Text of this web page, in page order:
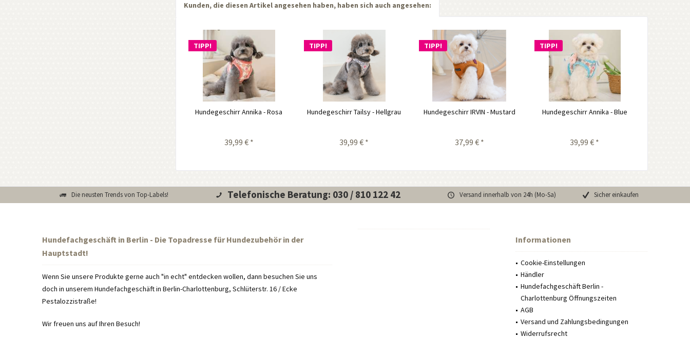
Kunden, die diesen Artikel angesehen haben, haben sich auch angesehen:
TIPP!
Hundegeschirr Annika - Rosa
39,99 € *
TIPP!
Hundegeschirr Tailsy - Hellgrau
39,99 € *
TIPP!
Hundegeschirr IRVIN - Mustard
37,99 € *
TIPP!
Hundegeschirr Annika - Blue
39,99 € *
Die neusten Trends von Top-Labels! Telefonische Beratung: 030 / 810 122 42 Versand innerhalb von 24h (Mo-Sa) Sicher einkaufen
Hundefachgeschäft in Berlin - Die Topadresse für Hundezubehör in der
Hauptstadt!
Wenn Sie unsere Produkte gerne auch "in echt" entdecken wollen, dann besuchen Sie uns
doch in unserem Hundefachgeschäft in Berlin-Charlottenburg, Schlüterstr. 16 / Ecke
Pestalozzistraße!
Wir freuen uns auf Ihren Besuch!
Informationen
Cookie-Einstellungen
Händler
Hundefachgeschäft Berlin -
Charlottenburg Öffnungszeiten
AGB
Versand und Zahlungsbedingungen
Widerrufsrecht